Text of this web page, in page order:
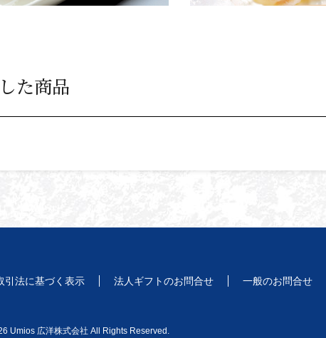
た商品
引法に基づく表示 法人ギフトのお問合せ 一般のお問合せ
Umios 広洋株式会社 All Rights Reserved.